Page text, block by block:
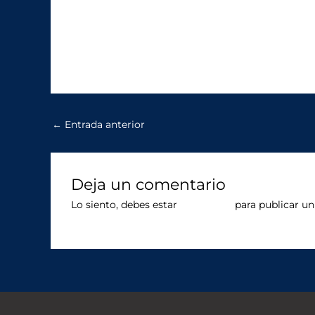
← Entrada anterior
Deja un comentario
Lo siento, debes estar para publicar